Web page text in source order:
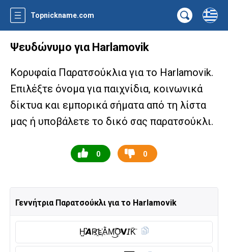
Topnickname.com
Ψευδώνυμο για Harlamovik
Κορυφαία Παρατσούκλια για το Harlamovik.
Επιλέξτε όνομα για παιχνίδια, κοινωνικά
δίκτυα και εμπορικά σήματα από τη λίστα
μας ή υποβάλετε το δικό σας παρατσούκλι.
0 0
Γεννήτρια Παρατσούκλι για το Harlamovik
H̺͆𝘼R҈L҉ẰM͜͡O̥ͦ𝗩𝘐K̆̈